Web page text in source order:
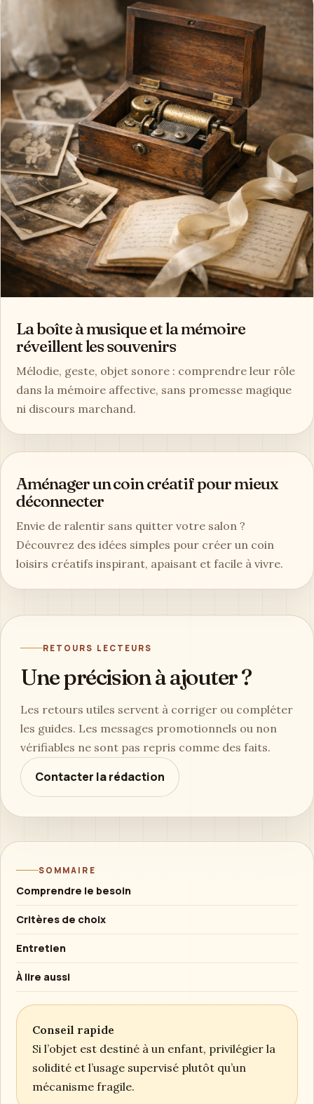
La boîte à musique et la mémoire
réveillent les souvenirs
Mélodie, geste, objet sonore : comprendre leur rôle
dans la mémoire affective, sans promesse magique
ni discours marchand.
Aménager un coin créatif pour mieux
déconnecter
Envie de ralentir sans quitter votre salon ?
Découvrez des idées simples pour créer un coin
loisirs créatifs inspirant, apaisant et facile à vivre.
RETOURS LECTEURS
Une précision à ajouter ?
Les retours utiles servent à corriger ou compléter
les guides. Les messages promotionnels ou non
vérifiables ne sont pas repris comme des faits.
Contacter la rédaction
SOMMAIRE
Comprendre le besoin
Critères de choix
Entretien
À lire aussi
Conseil rapide
Si l’objet est destiné à un enfant, privilégier la
solidité et l’usage supervisé plutôt qu’un
mécanisme fragile.